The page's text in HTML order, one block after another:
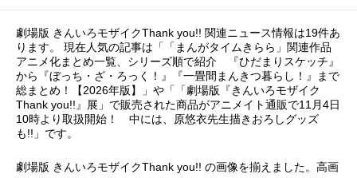
最新記事一覧
アニメ記事一覧 声優記事一覧
アニメ映画一覧 実写化映画一覧
今期アニメ曜日別一覧
春アニメ 夏アニメ
劇場版 きんいろモザイクThank you!! 関連ニュース情報は19件あ
ります。 現在人気の記事は「「まんがタイムきらら」関連作品
アニメ化まとめ一覧、シリーズ順で紹介 『ひだまりスケッチ』
から『ぼっち・ざ・ろっく！』『一畳間まんきつ暮らし！』まで
総まとめ！【2026年版】」や「「劇場版『きんいろモザイク
Thank you!!』展」で販売された商品がアニメイト通販で11月4日
10時より取扱開始！ 中には、原悠衣先生描きおろしグッズ
も!!」です。
劇場版 きんいろモザイクThank you!! の画像を揃えました。高画